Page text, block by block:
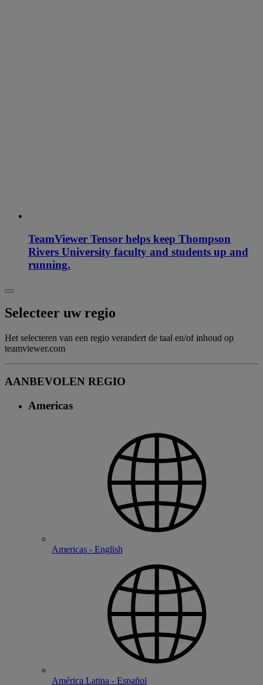
TeamViewer Tensor helps keep Thompson
Rivers University faculty and students up and
running.
Selecteer uw regio
Het selecteren van een regio verandert de taal en/of inhoud op
teamviewer.com
AANBEVOLEN REGIO
Americas
Americas - English
América Latina - Español